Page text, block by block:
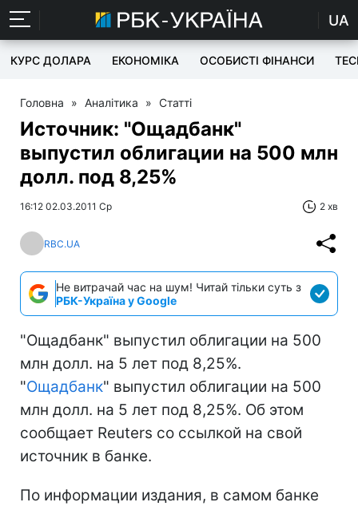
UA
КУРС ДОЛАРА ЕКОНОМІКА ОСОБИСТІ ФІНАНСИ
Головна » Аналітика » Статті
Источник: "Ощадбанк"
выпустил облигации на 500 млн
долл. под 8,25%
16:12 02.03.2011 Ср 2 хв
RBC.UA
Не витрачай час на шум! Читай тільки суть з
РБК-Україна у Google
"Ощадбанк" выпустил облигации на 500
млн долл. на 5 лет под 8,25%.
"Ощадбанк" выпустил облигации на 500
млн долл. на 5 лет под 8,25%. Об этом
сообщает Reuters со ссылкой на свой
источник в банке.
По информации издания, в самом банке